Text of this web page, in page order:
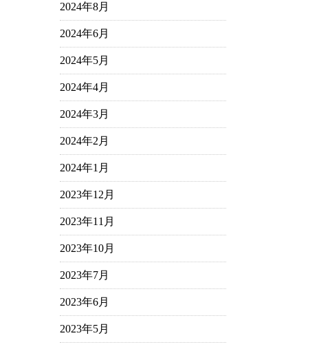
2024年8月
2024年6月
2024年5月
2024年4月
2024年3月
2024年2月
2024年1月
2023年12月
2023年11月
2023年10月
2023年7月
2023年6月
2023年5月